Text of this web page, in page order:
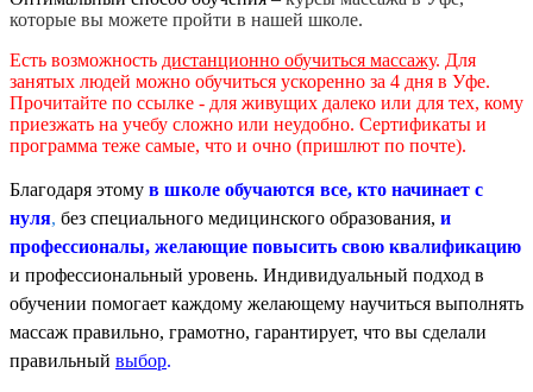
которые вы можете пройти в нашей школе.
Есть возможность дистанционно обучиться массажу. Для
занятых людей можно обучиться ускоренно за 4 дня в Уфе.
Прочитайте по ссылке - для живущих далеко или для тех, кому
приезжать на учебу сложно или неудобно. Сертификаты и
программа теже самые, что и очно (пришлют по почте).
Благодаря этому в школе обучаются все, кто начинает с
нуля, без специального медицинского образования, и
профессионалы, желающие повысить свою квалификацию
и профессиональный уровень. Индивидуальный подход в
обучении помогает каждому желающему научиться выполнять
массаж правильно, грамотно, гарантирует, что вы сделали
правильный выбор.